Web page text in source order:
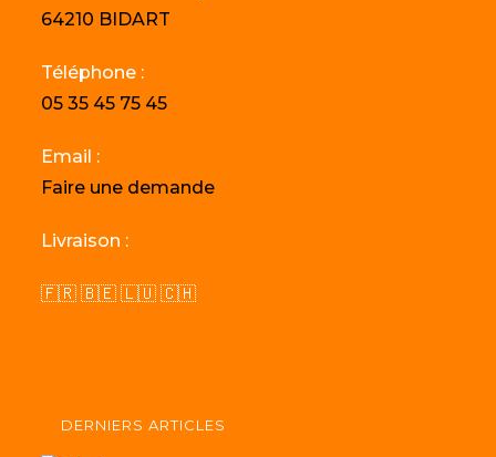
64210 BIDART
Téléphone :
05 35 45 75 45
Email :
Faire une demande
Livraison :
🇫🇷 🇧🇪 🇱🇺 🇨🇭
DERNIERS ARTICLES